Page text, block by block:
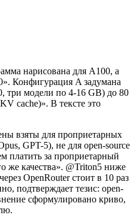
нарисована для A100, а
Конфигурация A задумана
три модели по 4-16 GB) до 80
cache)». В тексте это
взяты для проприетарных
GPT-5), не для open-source
платить за проприетарный
же качества». @Triton5 ниже
OpenRouter стоит в 10 раз
подтверждает тезис: open-
сформулировано криво,